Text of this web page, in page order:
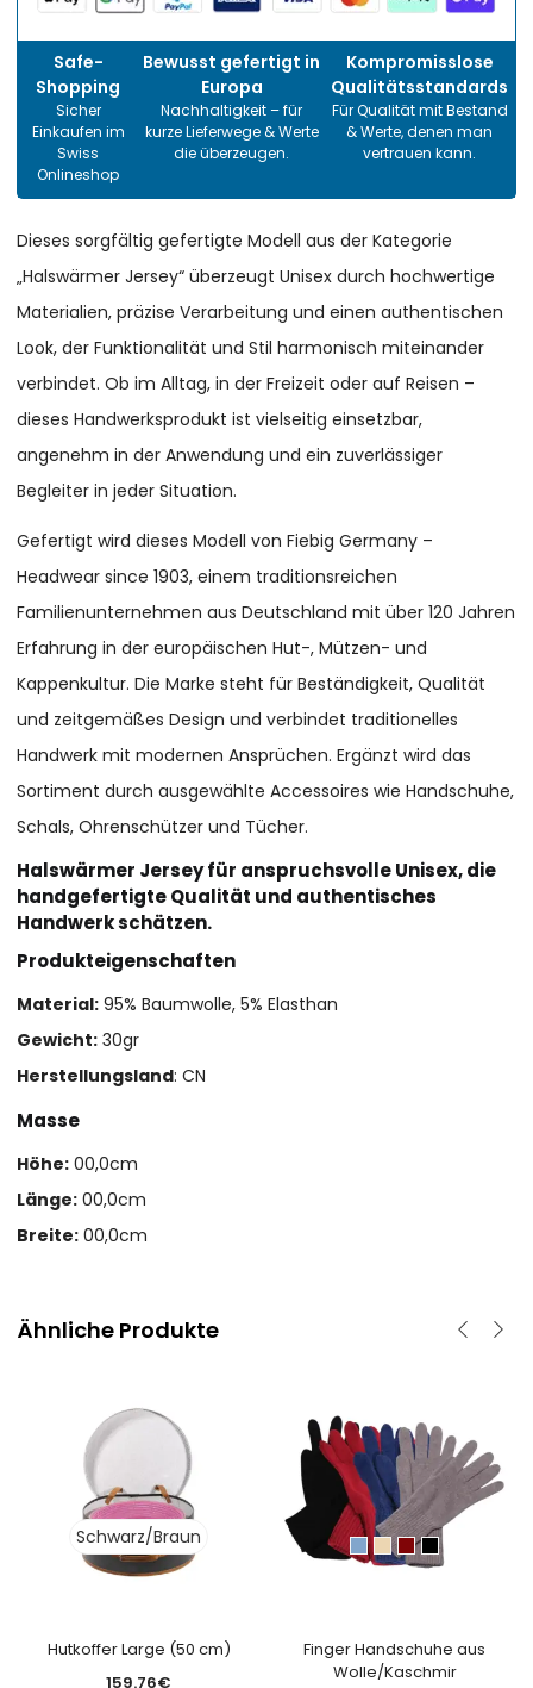
Safe-
Shopping
Sicher
Einkaufen im
Swiss
Onlineshop
Bewusst gefertigt in
Europa
Nachhaltigkeit – für
kurze Lieferwege & Werte
die überzeugen.
Kompromisslose
Qualitätsstandards
Für Qualität mit Bestand
& Werte, denen man
vertrauen kann.
Dieses sorgfältig gefertigte Modell aus der Kategorie
„Halswärmer Jersey“ überzeugt Unisex durch hochwertige
Materialien, präzise Verarbeitung und einen authentischen
Look, der Funktionalität und Stil harmonisch miteinander
verbindet. Ob im Alltag, in der Freizeit oder auf Reisen –
dieses Handwerksprodukt ist vielseitig einsetzbar,
angenehm in der Anwendung und ein zuverlässiger
Begleiter in jeder Situation.
Gefertigt wird dieses Modell von Fiebig Germany –
Headwear since 1903, einem traditionsreichen
Familienunternehmen aus Deutschland mit über 120 Jahren
Erfahrung in der europäischen Hut-, Mützen- und
Kappenkultur. Die Marke steht für Beständigkeit, Qualität
und zeitgemäßes Design und verbindet traditionelles
Handwerk mit modernen Ansprüchen. Ergänzt wird das
Sortiment durch ausgewählte Accessoires wie Handschuhe,
Schals, Ohrenschützer und Tücher.
Halswärmer Jersey für anspruchsvolle Unisex, die
handgefertigte Qualität und authentisches
Handwerk schätzen.
Produkteigenschaften
Material: 95% Baumwolle, 5% Elasthan
Gewicht: 30gr
Herstellungsland: CN
Masse
Höhe: 00,0cm
Länge: 00,0cm
Breite: 00,0cm
Ähnliche Produkte
Schwarz/Braun
Hutkoffer Large (50 cm)
159.76€
Finger Handschuhe aus
Wolle/Kaschmir